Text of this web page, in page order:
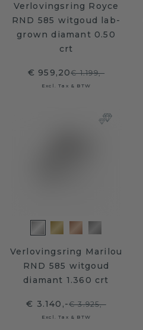
Verlovingsring Royce
RND 585 witgoud lab-
grown diamant 0.50
crt
€ 959,20€ 1.199,-
Excl. Tax & BTW
Verlovingsring Marilou
RND 585 witgoud
diamant 1.360 crt
€ 3.140,-€ 3.925,-
Excl. Tax & BTW